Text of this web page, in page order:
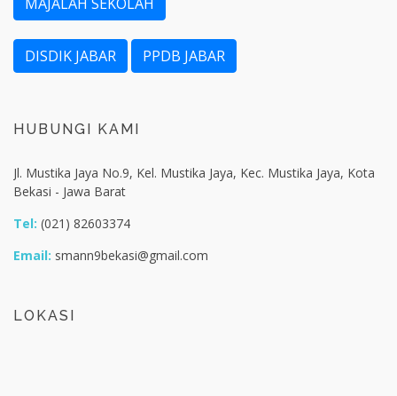
DISDIK JABAR PPDB JABAR
HUBUNGI KAMI
Jl. Mustika Jaya No.9, Kel. Mustika Jaya, Kec. Mustika Jaya, Kota
Bekasi - Jawa Barat
Tel: (021) 82603374
Email: smann9bekasi@gmail.com
LOKASI